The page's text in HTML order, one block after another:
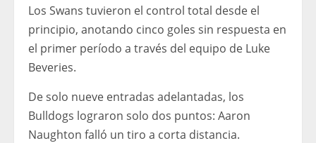
Los Swans tuvieron el control total desde el
principio, anotando cinco goles sin respuesta en
el primer período a través del equipo de Luke
Beveries.
De solo nueve entradas adelantadas, los
Bulldogs lograron solo dos puntos: Aaron
Naughton falló un tiro a corta distancia.